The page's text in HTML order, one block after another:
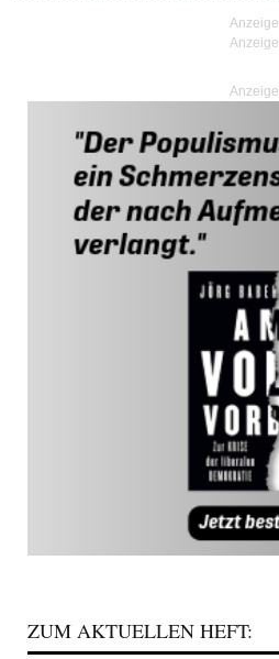
Anzeige
ZUM AKTUELLEN HEFT: